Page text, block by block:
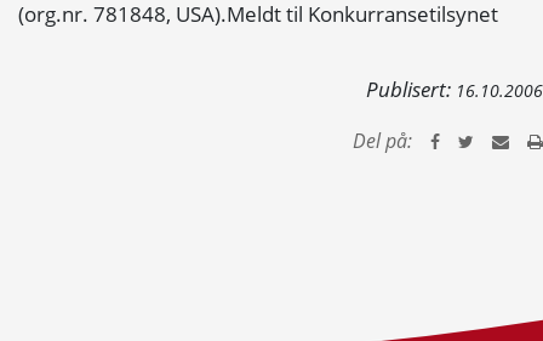
(org.nr. 781848, USA).Meldt til Konkurransetilsynet
Publisert: 16.10.2006
Del på: